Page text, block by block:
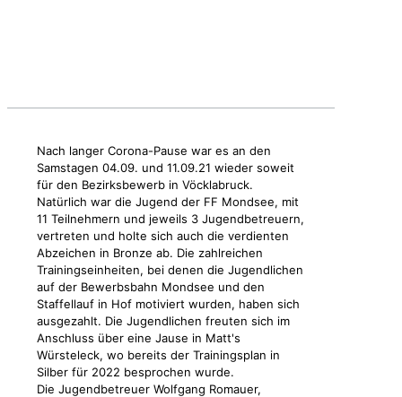
Nach langer Corona-Pause war es an den
Samstagen 04.09. und 11.09.21 wieder soweit
für den Bezirksbewerb in Vöcklabruck.
Natürlich war die Jugend der FF Mondsee, mit
11 Teilnehmern und jeweils 3 Jugendbetreuern,
vertreten und holte sich auch die verdienten
Abzeichen in Bronze ab. Die zahlreichen
Trainingseinheiten, bei denen die Jugendlichen
auf der Bewerbsbahn Mondsee und den
Staffellauf in Hof motiviert wurden, haben sich
ausgezahlt. Die Jugendlichen freuten sich im
Anschluss über eine Jause in Matt's
Würsteleck, wo bereits der Trainingsplan in
Silber für 2022 besprochen wurde.
Die Jugendbetreuer Wolfgang Romauer,